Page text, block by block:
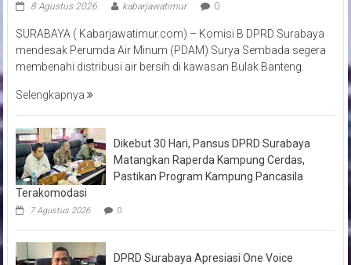
8 Agustus 2026 kabarjawatimur 0
SURABAYA ( Kabarjawatimur.com) – Komisi B DPRD Surabaya
mendesak Perumda Air Minum (PDAM) Surya Sembada segera
membenahi distribusi air bersih di kawasan Bulak Banteng.
Selengkapnya
Dikebut 30 Hari, Pansus DPRD Surabaya
Matangkan Raperda Kampung Cerdas,
Pastikan Program Kampung Pancasila
Terakomodasi
7 Agustus 2026 0
DPRD Surabaya Apresiasi One Voice